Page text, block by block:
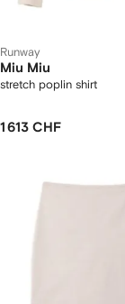
Runway
Miu Miu
stretch poplin shirt
1 613 CHF